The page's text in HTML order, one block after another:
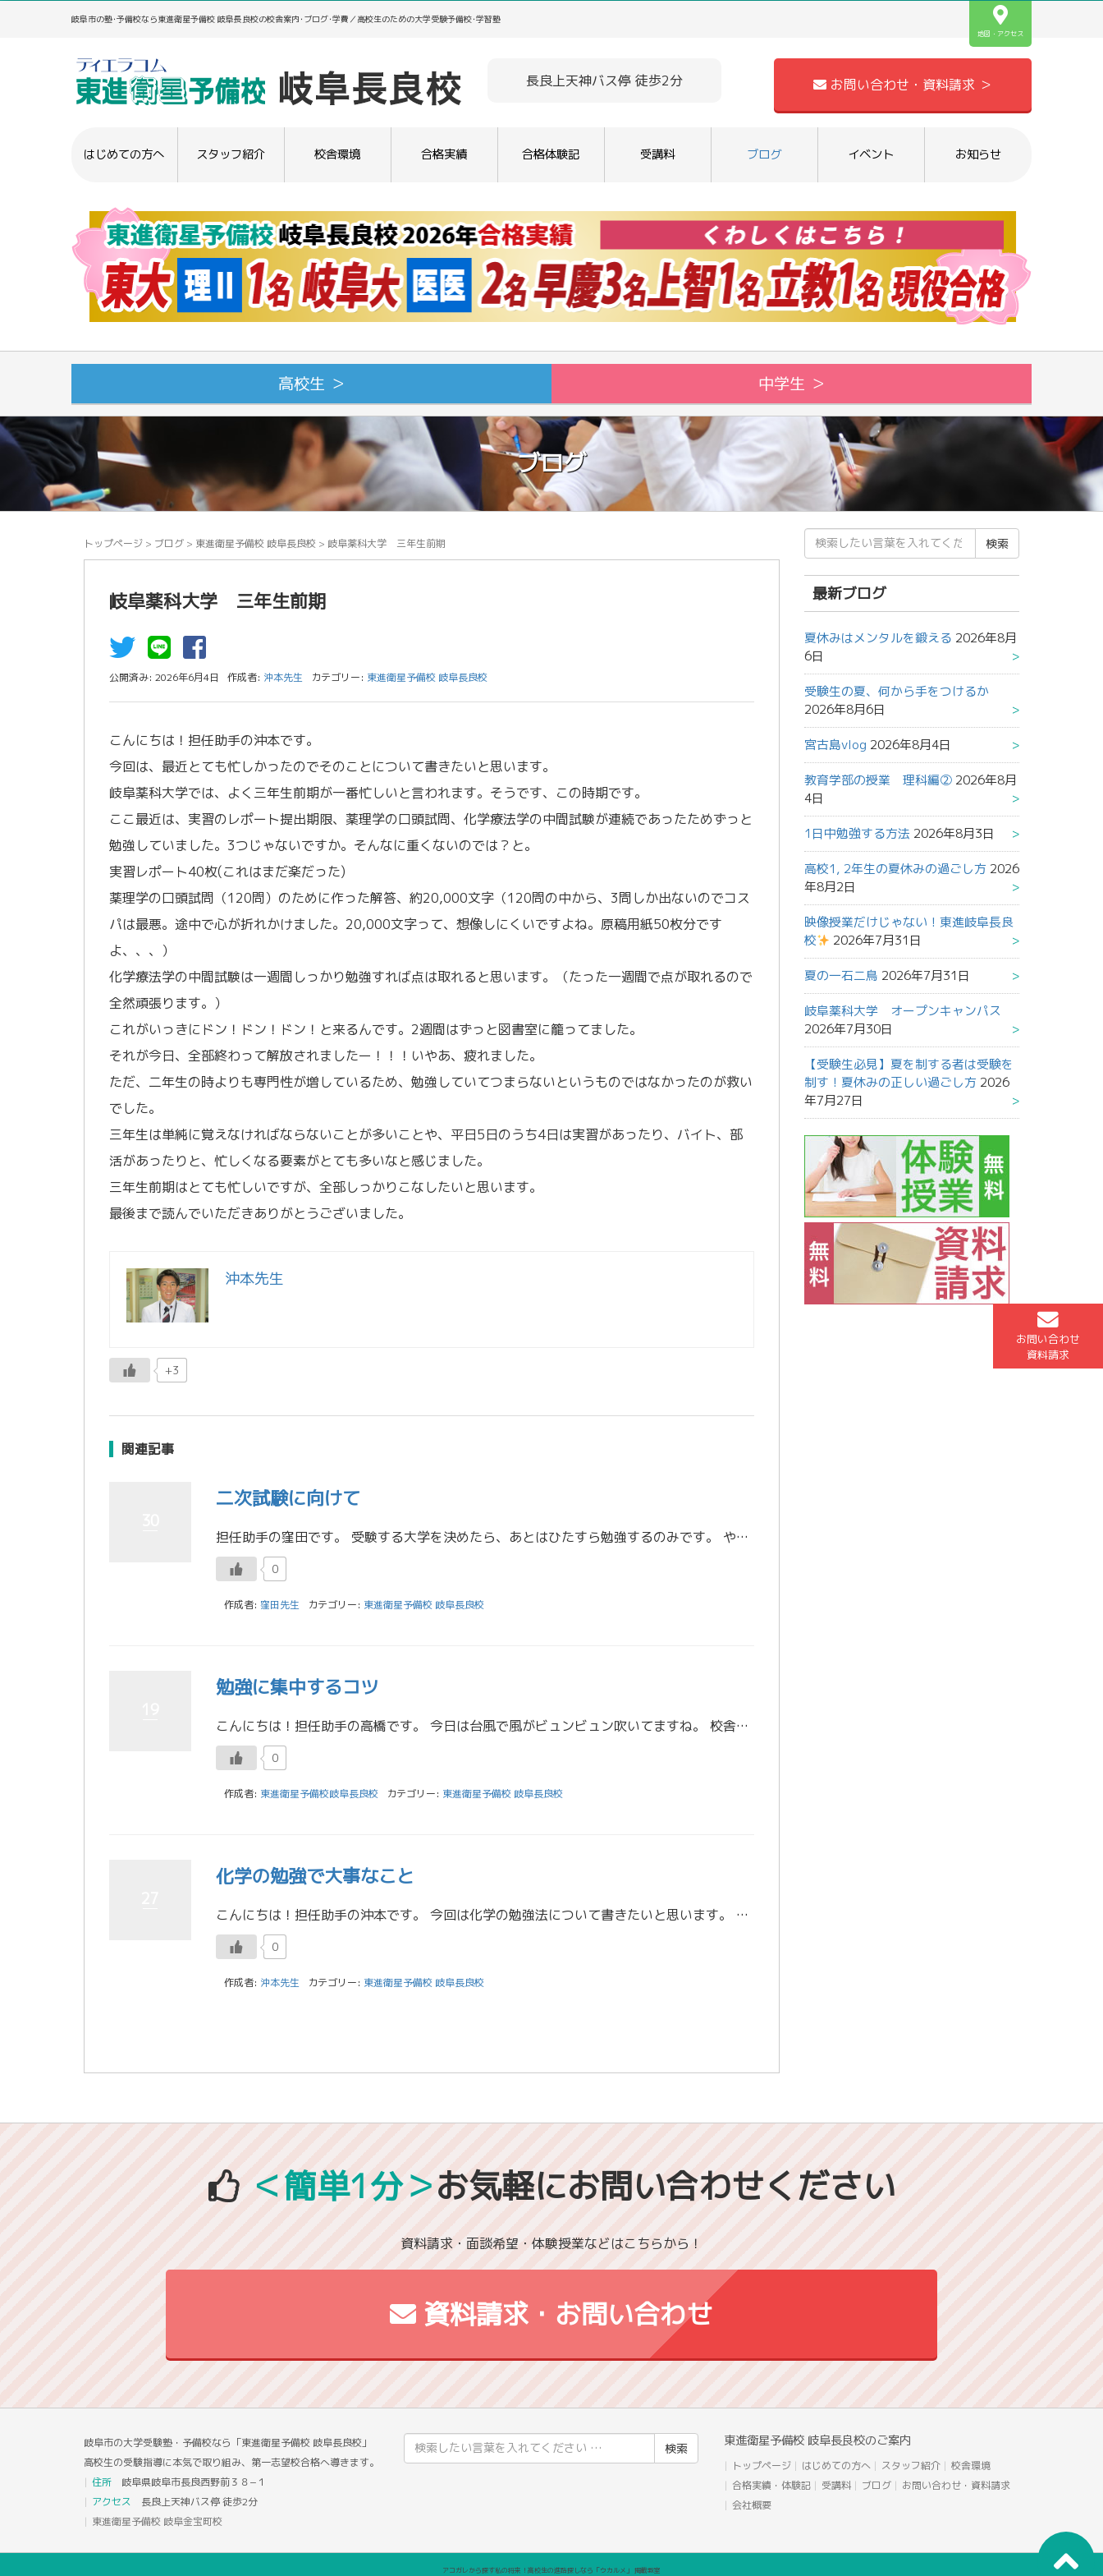
岐阜市の塾･予備校なら東進衛星予備校 岐阜長良校の校舎案内･ブログ･学費／高校生のための大学受験予備校･学習塾
地図・アクセス
長良上天神バス停 徒歩2分 お問い合わせ・資料請求 ＞
はじめての方へ スタッフ紹介 校舎環境 合格実績 合格体験記 受講料 ブログ イベント お知らせ
高校生 ＞ 中学生 ＞
お問い合わせ
資料請求
ブログ
トップページ > ブログ > 東進衛星予備校 岐阜長良校 > 岐阜薬科大学 三年生前期
岐阜薬科大学 三年生前期
公開済み: 2026年6月4日 作成者: 沖本先生 カテゴリー: 東進衛星予備校 岐阜長良校
こんにちは！担任助手の沖本です。
今回は、最近とても忙しかったのでそのことについて書きたいと思います。
岐阜薬科大学では、よく三年生前期が一番忙しいと言われます。そうです、この時期です。
ここ最近は、実習のレポート提出期限、薬理学の口頭試問、化学療法学の中間試験が連続であったためずっと
勉強していました。3つじゃないですか。そんなに重くないのでは？と。
実習レポート40枚(これはまだ楽だった)
薬理学の口頭試問（120問）のために作った解答、約20,000文字（120問の中から、3問しか出ないのでコス
パは最悪。途中で心が折れかけました。20,000文字って、想像しにくいですよね。原稿用紙50枚分です
よ、、、）
化学療法学の中間試験は一週間しっかり勉強すれば点は取れると思います。（たった一週間で点が取れるので
全然頑張ります。）
これがいっきにドン！ドン！ドン！と来るんです。2週間はずっと図書室に籠ってました。
それが今日、全部終わって解放されましたー！！！いやあ、疲れました。
ただ、二年生の時よりも専門性が増しているため、勉強していてつまらないというものではなかったのが救い
でした。
三年生は単純に覚えなければならないことが多いことや、平日5日のうち4日は実習があったり、バイト、部
活があったりと、忙しくなる要素がとても多いなと感じました。
三年生前期はとても忙しいですが、全部しっかりこなしたいと思います。
最後まで読んでいただきありがとうございました。
沖本先生
+3
関連記事
二次試験に向けて
担任助手の窪田です。 受験する大学を決めたら、あとはひたすら勉強するのみです。 やはり過去問を使った勉強がメインになると思います。大学ごとで問題の難易度や傾向、合格に必要な点数など、色々違うと思いますので、まずはその辺を […]
0
作成者: 窪田先生 カテゴリー: 東進衛星予備校 岐阜長良校
勉強に集中するコツ
こんにちは！担任助手の高橋です。 今日は台風で風がビュンビュン吹いてますね。 校舎に来ることは難しいかもしれませんが、自宅でも受講ができることが東進の良さです。 今日は家で勉強を頑張りましょう！???? 今回は、集中して […]
0
作成者: 東進衛星予備校岐阜長良校 カテゴリー: 東進衛星予備校 岐阜長良校
化学の勉強で大事なこと
こんにちは！担任助手の沖本です。 今回は化学の勉強法について書きたいと思います。 いきなりですが、皆さんは1モルと言われてすぐにそれが説明できますか？ 1モルとは粒子が6.02×10^23個あるときの単位のようなもので、 […]
0
作成者: 沖本先生 カテゴリー: 東進衛星予備校 岐阜長良校
検
索
結
果:
最新ブログ
夏休みはメンタルを鍛える 2026年8月
6日
受験生の夏、何から手をつけるか
2026年8月6日
宮古島vlog 2026年8月4日
教育学部の授業 理科編② 2026年8月
4日
1日中勉強する方法 2026年8月3日
高校1, 2年生の夏休みの過ごし方 2026
年8月2日
映像授業だけじゃない！東進岐阜長良
校
2026年7月31日
夏の一石二鳥 2026年7月31日
岐阜薬科大学 オープンキャンパス
2026年7月30日
【受験生必見】夏を制する者は受験を
制す！夏休みの正しい過ごし方 2026
年7月27日
＜簡単1分＞お気軽にお問い合わせください
資料請求・面談希望・体験授業などはこちらから！
資料請求・お問い合わせ
岐阜市の大学受験塾・予備校なら「東進衛星予備校 岐阜長良校」
高校生の受験指導に本気で取り組み、第一志望校合格へ導きます。
住所 岐阜県岐阜市長良西野前３８−１
アクセス 長良上天神バス停 徒歩2分
東進衛星予備校 岐阜金宝町校
索
東進衛星予備校 岐阜長良校のご案内
トップページ はじめての方へ スタッフ紹介
校舎環境
合格実績・体験記
受講料 ブログ
お問い合わせ・資料請求
会社概要
アコガレから探す私の将来！高校生の進路探しなら「ウカルメ」 掲載教室